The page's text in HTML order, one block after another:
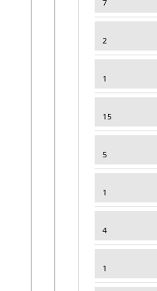
7
2
1
15
5
1
4
1